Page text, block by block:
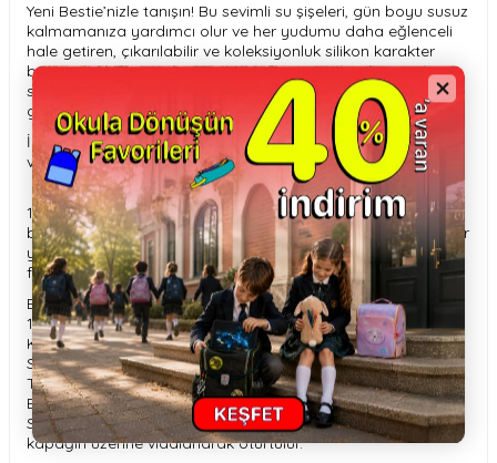
Yeni Bestie’nizle tanışın! Bu sevimli su şişeleri, gün boyu susuz
kalmamanıza yardımcı olur ve her yudumu daha eğlenceli
hale getiren, çıkarılabilir ve koleksiyonluk silikon karakter
başlığıyla birlikte gelir. Gelişmiş çift katmanlı vakum yalıtımı
sayesinde içeceklerinizi 24 saate kadar soğuk tutar —
gününüz ne getirirse getirsin mükemmel bir eşlikçidir.
İçecekleri 24 saat soğuk, 12 saat sıcak tutan çift duvarlı
vakumlu yalıtımıyla her macera için mükemmel bir arkadaş.
16 oz (460 ml) ideal boyutuyla çantanıza veya
bardaklığınıza rahatça sığar, böylece Bestie’nizi gittiğiniz her
yere kolayca götürebilirsiniz. Bestie’niz yanınızdayken
ferahlığın ve eğlencenin tadını çıkarın!
Boyutlar: 7,60 x 7,60 x 20,30 cm
18/8 profesyonel sınıf paslanmaz çelikten yapılmıştır.
Kapalıyken sızdırmaz.
Silikon pipet dahildir.
Temizleme fırçasıyla birlikte gelmektedir
Elde yıkama önerilir.
Sevimli yumuşak hayvan başı çıkarılabilir ve sızdırmaz
kapağın üzerine vidalanarak oturtulur.